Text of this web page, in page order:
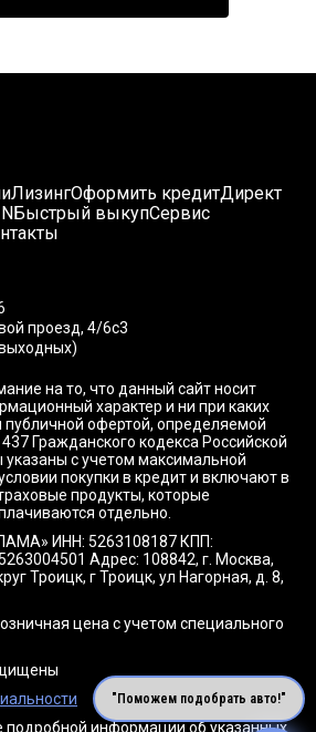
ЛизингОформить кредитДирект
Быстрый выкупСервис
проезд, 4/6с3
на то, что данный сайт носит
характер и ни при каких
публичной офертой, определяемой
Гражданского кодекса Российской
с учетом максимальной
покупки в кредит и включают в
продукты, которые
отдельно.
ИНН: 5263108187 КПП:
Адрес: 108842, г. Москва,
Троицк, г Троицк, ул Нагорная, д. 8,
цена с учетом специального
подробной информации об указанных
"Поможем подобрать авто!"